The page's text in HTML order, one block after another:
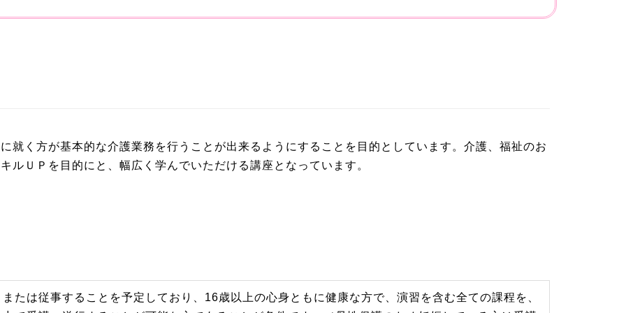
就く方が基本的な介護業務を行うことが出来るようにすることを目的としています。介護、福祉のお
ルＵＰを目的にと、幅広く学んでいただける講座となっています。
たは従事することを予定しており、16歳以上の心身ともに健康な方で、演習を含む全ての課程を、